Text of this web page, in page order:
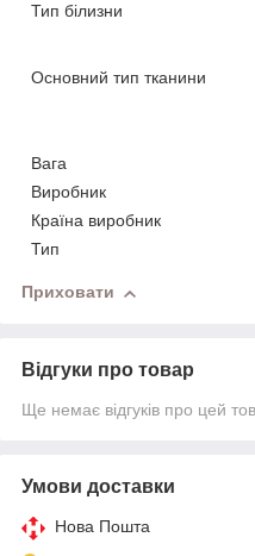
Тип білизни
Основний тип тканини
Вага
Виробник
Країна виробник
Тип
Приховати
Відгуки про товар
Ще немає відгуків про цей
Умови доставки
Нова Пошта